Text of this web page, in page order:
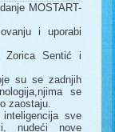
MOSTART-
i uporabi
Zorica Sentić i
su se zadnjih
se
zaostaju.
sve
nudeći nove